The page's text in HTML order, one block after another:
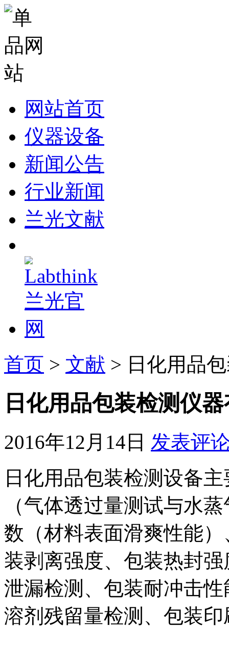
网站首页
仪器设备
新闻公告
行业新闻
兰光文献
首页 > 文献 > 日化用品
日化用品包装检测仪
2016年12月14日 发表评
日化用品包装检测设备
（气体透过量测试与水
数（材料表面滑爽性能
装剥离强度、包装热封
泄漏检测、包装耐冲击
溶剂残留量检测、包装